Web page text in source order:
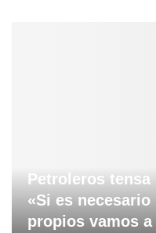
Petroleros
«Si es
propios vamos